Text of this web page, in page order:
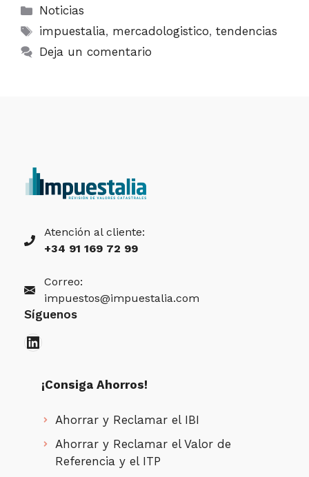
Categorías
Noticias
Etiquetas
impuestalia, mercadologistico,tendencias
Deja un comentario
Atención al cliente:
+34 91 169 72 99
Correo:
impuestos@impuestalia.com
Síguenos
LinkedIn
¡Consiga Ahorros!
Ahorrar y Reclamar el IBI
Ahorrar y Reclamar el Valor de
Referencia y el ITP